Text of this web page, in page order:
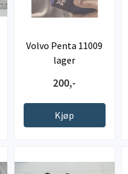
Volvo Penta 11009
lager
200,-
Kjøp